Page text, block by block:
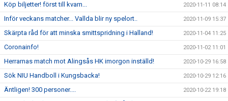
Köp biljetter! först till kvarn... 2020-11-11 08:14
Inför veckans matcher... Vallda blir ny spelort.. 2020-11-09 15:37
Skärpta råd för att minska smittspridning i Halland! 2020-11-04 11:25
Coronainfo! 2020-11-02 11:01
Herrarnas match mot Alingsås HK imorgon inställd! 2020-10-29 16:58
Sök NIU Handboll i Kungsbacka! 2020-10-29 12:16
Äntligen! 300 personer.... 2020-10-22 19:18